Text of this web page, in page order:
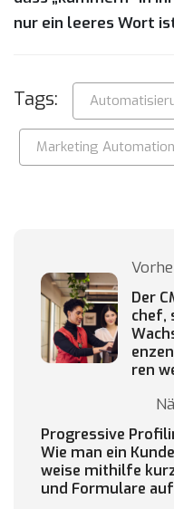
nur ein leeres Wort
Tags:
Marketing Automation
Der
chef,
ren
Progressive
Wie man ein
weise mithilfe
und Formulare